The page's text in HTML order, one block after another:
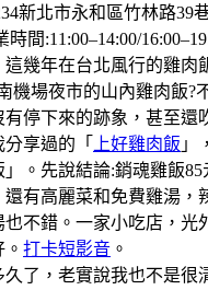
新北市永和區竹林路39
時間:11:00–14:00/
幾年在台北風行的雞肉
機場夜市的山內雞肉飯?
停下來的跡象，甚至還
享過的「
上好雞肉飯 」
。先說結論:銷魂雞飯
有高麗菜和免費雞湯，
不錯。一家小吃店，光
打卡短影音 。
了，老實說我也不是很